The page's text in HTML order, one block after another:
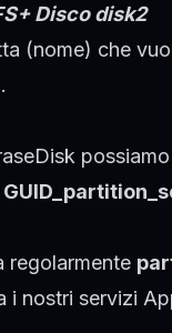
Disco disk2
(nome) che
regolarmente
i nostri servizi